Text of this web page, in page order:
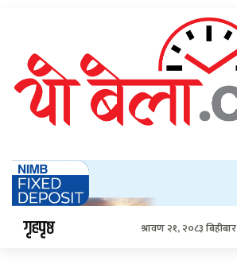
गृहपृष्ठ श्रावण २१, २०८३ बिहीबार